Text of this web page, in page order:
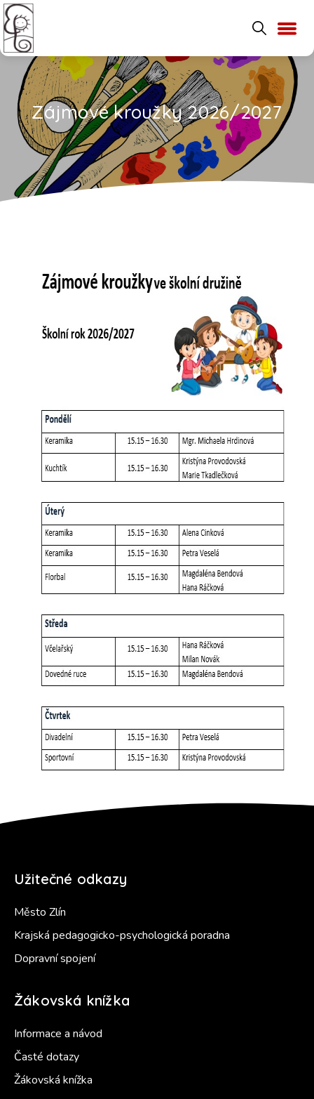
Zájmové kroužky 2026/2027
Užitečné odkazy
Město Zlín
Krajská pedagogicko-psychologická poradna
Dopravní spojení
Žákovská knížka
Informace a návod
Časté dotazy
Žákovská knížka